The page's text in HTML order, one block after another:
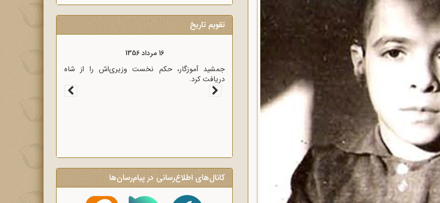
تقویم تاریخ
16 مرداد 1357
آغاز سخنرانی‌های انتقادی و روشنگر وعاظ در لبیک به
پیام امام به وعاظ و روحانیون برای روشنگری و
آگاه‌سازی در منبرهای ماه رمضان.
کانال‌های اطلاع‌رسانی در پیام‌رسان‌ها